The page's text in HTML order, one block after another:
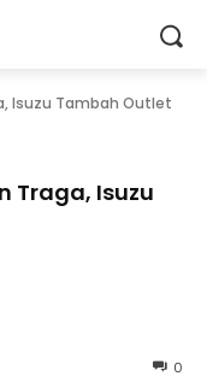
Isuzu Tambah Outlet
Traga, Isuzu
0